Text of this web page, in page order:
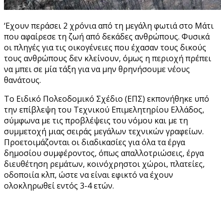
‘Εχουν περάσει 2 χρόνια από τη μεγάλη φωτιά στο Μάτι
που αφαίρεσε τη ζωή από δεκάδες ανθρώπους. Φυσικά
οι πληγές για τις οικογένειες που έχασαν τους δικούς
τους ανθρώπους δεν κλείνουν, όμως η περιοχή πρέπει
να μπει σε μία τάξη για να μην θρηνήσουμε νέους
θανάτους.
Το Ειδικό Πολεοδομικό Σχέδιο (ΕΠΣ) εκπονήθηκε υπό
την επίβλεψη του Τεχνικού Επιμελητηρίου Ελλάδος,
σύμφωνα με τις προβλέψεις του νόμου και με τη
συμμετοχή μιας σειράς μεγάλων τεχνικών γραφείων.
Προετοιμάζονται οι διαδικασίες για όλα τα έργα
δημοσίου συμφέροντος, όπως απαλλοτριώσεις, έργα
διευθέτηση ρεμάτων, κοινόχρηστοι χώροι, πλατείες,
οδοποιία κλπ, ώστε να είναι εφικτό να έχουν
ολοκληρωθεί εντός 3-4 ετών.